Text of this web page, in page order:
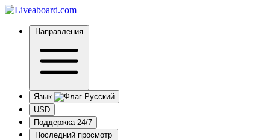
Направления
Язык
USD
Поддержка 24/7
Последний просмотр